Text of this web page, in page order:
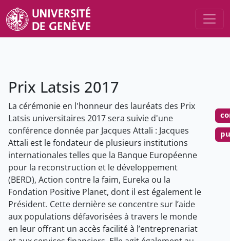
Prix Latsis 2017
La cérémonie en l'honneur des lauréats des Prix
Latsis universitaires 2017 sera suivie d'une
conférence donnée par Jacques Attali : Jacques
Attali est le fondateur de plusieurs institutions
internationales telles que la Banque Européenne
pour la reconstruction et le développement
(BERD), Action contre la faim, Eureka ou la
Fondation Positive Planet, dont il est également le
Président. Cette dernière se concentre sur l’aide
aux populations défavorisées à travers le monde
en leur offrant un accès facilité à l’entreprenariat